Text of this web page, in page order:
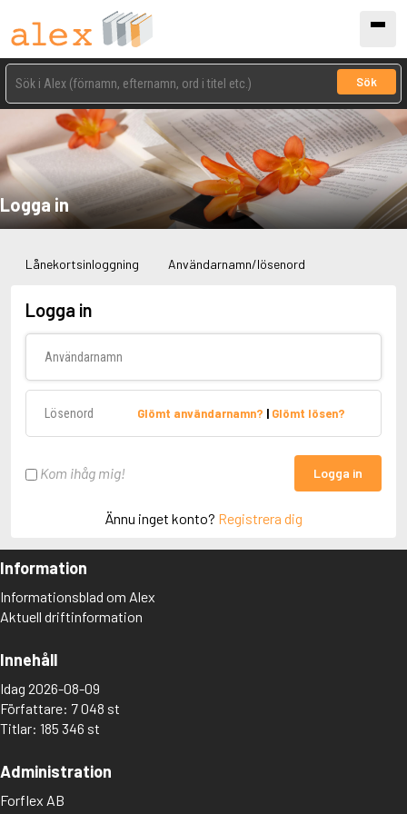
Sök
Logga in
Lånekortsinloggning Användarnamn/lösenord
Logga in
Glömt användarnamn? | Glömt lösen?
Kom ihåg mig! Logga in
Ännu inget konto? Registrera dig
Information
Informationsblad om Alex
Aktuell driftinformation
Innehåll
Idag 2026-08-09
Författare: 7 048 st
Titlar: 185 346 st
Administration
Forflex AB